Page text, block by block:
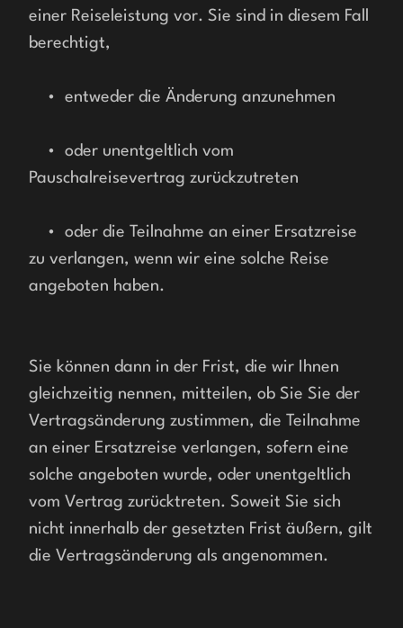
einer Reiseleistung vor. Sie sind in diesem Fall
berechtigt,
•  entweder die Änderung anzunehmen
•  oder unentgeltlich vom
Pauschalreisevertrag zurückzutreten
•  oder die Teilnahme an einer Ersatzreise
zu verlangen, wenn wir eine solche Reise
angeboten haben.
Sie können dann in der Frist, die wir Ihnen
gleichzeitig nennen, mitteilen, ob Sie Sie der
Vertragsänderung zustimmen, die Teilnahme
an einer Ersatzreise verlangen, sofern eine
solche angeboten wurde, oder unentgeltlich
vom Vertrag zurücktreten. Soweit Sie sich
nicht innerhalb der gesetzten Frist äußern, gilt
die Vertragsänderung als angenommen.